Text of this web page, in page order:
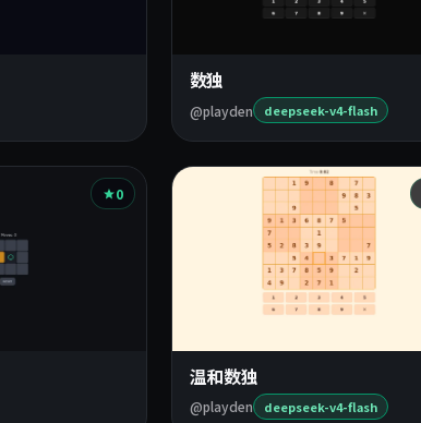
数独
@playden deepseek-v4-flash
0
温和数独
@playden deepseek-v4-flash